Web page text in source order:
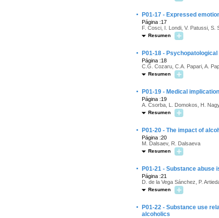
· P01-17 - Expressed
Página :17
F. Cosci, I. Londi, V. Patussi, S.
Resumen
· P01-18 -
Página :18
C.G. Cozaru, C.A. Papari, A.
Resumen
· P01-19 - Medical
Página :19
A. Csorba, L. Domokos, H.
Resumen
· P01-20 - The impact of
Página :20
M. Dalsaev, R. Dalsaeva
Resumen
· P01-21 - Substance
Página :21
D. de la Vega Sánchez, P.
Resumen
·
P01-22 - Substance use
alcoholics